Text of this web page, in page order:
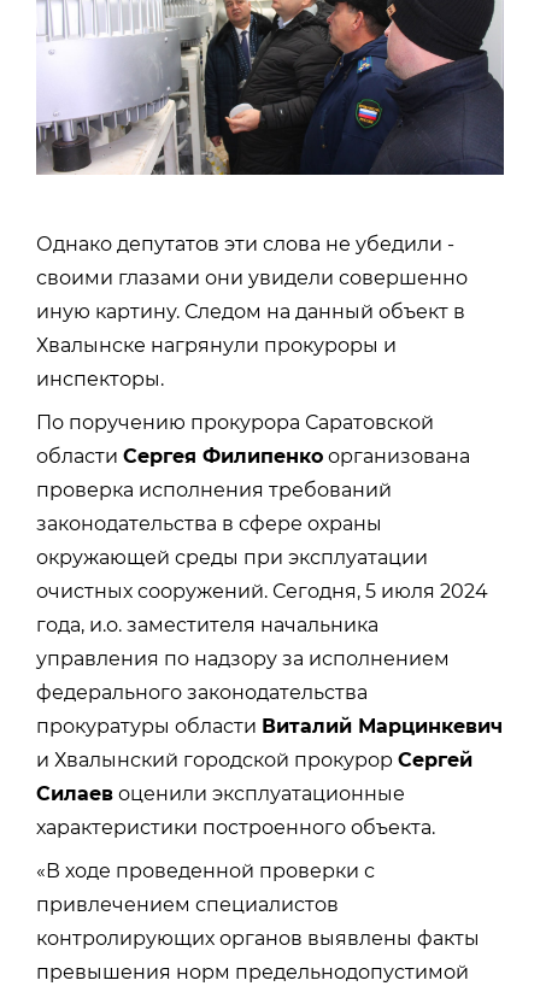
Однако депутатов эти слова не убедили -
своими глазами они увидели совершенно
иную картину. Следом на данный объект в
Хвалынске нагрянули прокуроры и
инспекторы.
По поручению прокурора Саратовской
области Сергея Филипенко организована
проверка исполнения требований
законодательства в сфере охраны
окружающей среды при эксплуатации
очистных сооружений. Сегодня, 5 июля 2024
года, и.о. заместителя начальника
управления по надзору за исполнением
федерального законодательства
прокуратуры области Виталий Марцинкевич
и Хвалынский городской прокурор Сергей
Силаев оценили эксплуатационные
характеристики построенного объекта.
«В ходе проведенной проверки с
привлечением специалистов
контролирующих органов выявлены факты
превышения норм предельнодопустимой